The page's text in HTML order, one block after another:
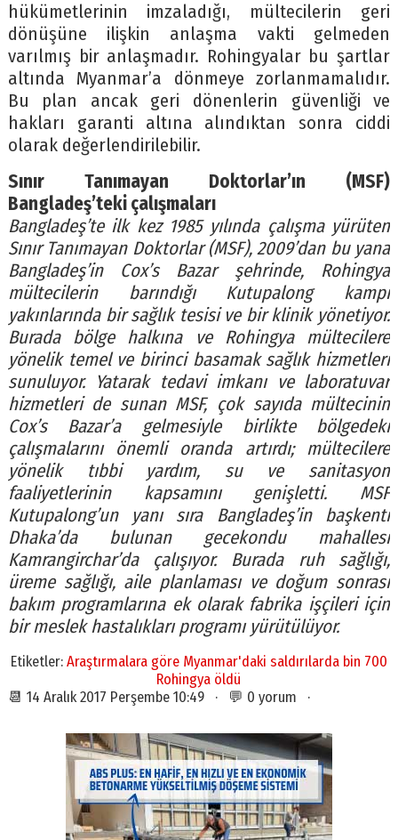
hükümetlerinin imzaladığı, mültecilerin geri
dönüşüne ilişkin anlaşma vakti gelmeden
varılmış bir anlaşmadır. Rohingyalar bu şartlar
altında Myanmar’a dönmeye zorlanmamalıdır.
Bu plan ancak geri dönenlerin güvenliği ve
hakları garanti altına alındıktan sonra ciddi
olarak değerlendirilebilir.
Sınır Tanımayan Doktorlar’ın (MSF)
Bangladeş’teki çalışmaları
Bangladeş’te ilk kez 1985 yılında çalışma yürüten
Sınır Tanımayan Doktorlar (MSF), 2009’dan bu yana
Bangladeş’in Cox’s Bazar şehrinde, Rohingya
mültecilerin barındığı Kutupalong kampı
yakınlarında bir sağlık tesisi ve bir klinik yönetiyor.
Burada bölge halkına ve Rohingya mültecilere
yönelik temel ve birinci basamak sağlık hizmetleri
sunuluyor. Yatarak tedavi imkanı ve laboratuvar
hizmetleri de sunan MSF, çok sayıda mültecinin
Cox’s Bazar’a gelmesiyle birlikte bölgedeki
çalışmalarını önemli oranda artırdı; mültecilere
yönelik tıbbi yardım, su ve sanitasyon
faaliyetlerinin kapsamını genişletti. MSF
Kutupalong’un yanı sıra Bangladeş’in başkenti
Dhaka’da bulunan gecekondu mahallesi
Kamrangirchar’da çalışıyor. Burada ruh sağlığı,
üreme sağlığı, aile planlaması ve doğum sonrası
bakım programlarına ek olarak fabrika işçileri için
bir meslek hastalıkları programı yürütülüyor.
Etiketler: Araştırmalara göre Myanmar'daki saldırılarda bin 700
Rohingya öldü
📆 14 Aralık 2017 Perşembe 10:49 · 💬 0 yorum ·